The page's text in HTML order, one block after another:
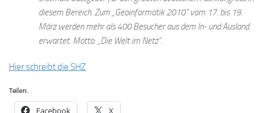
diesem Bereich. Zum „Geoinformatik 2010“ vom 17. bis 19.
März werden mehr als 400 Besucher aus dem In- und Ausland
erwartet. Motto: „Die Welt im Netz“.
Hier schreibt die SHZ
Teilen:
Facebook X